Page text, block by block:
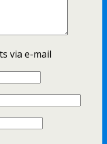
via e-mail